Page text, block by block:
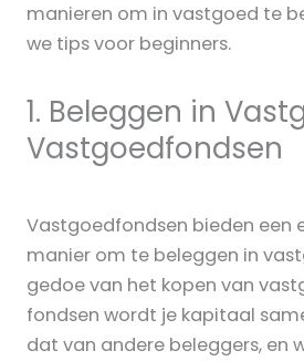
manieren om in vastgoed te
we tips voor beginners.
1. Beleggen in
Vastgoedfondsen
Vastgoedfondsen bieden een
manier om te beleggen in
gedoe van het kopen van
fondsen wordt je kapitaal
dat van andere beleggers, en